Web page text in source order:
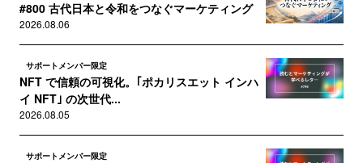
#800 古代日本と令和をつなぐマーケティング
2026.08.06
サポートメンバー限定
NFT で信頼の可視化。｢ポカリスエット インハ
イ NFT｣ の次世代...
2026.08.05
サポートメンバー限定